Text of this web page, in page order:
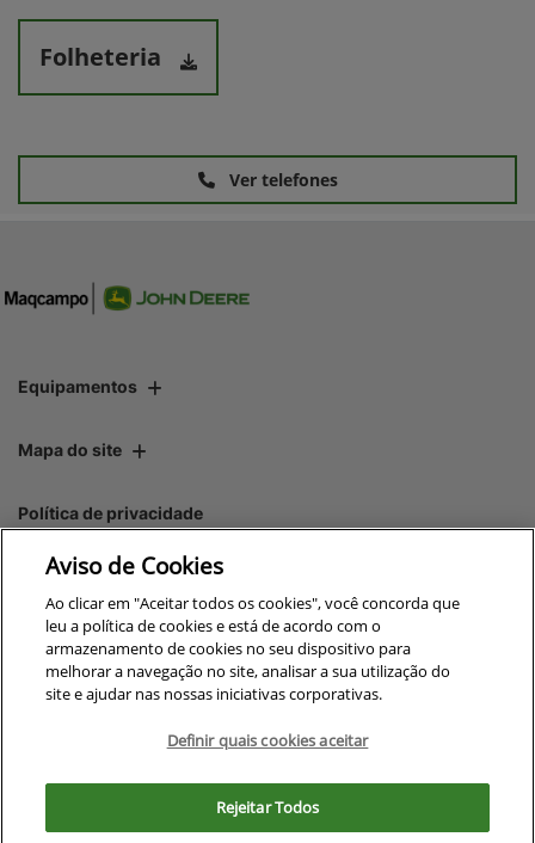
Folheteria
Ver telefones
Equipamentos
Mapa do site
Política de privacidade
CNPJ: 00.970.771/0010-00
No trânsito, enxergar o outro
Desenvolvido pela DEALERSPACE ® Direitos Reservados.
. Ao seguir com a navegação e visita você
concorda com nossas políticas.
Aviso de Cookies
Ao clicar em "Aceitar todos os cookies", você concorda que
leu a política de cookies e está de acordo com o
armazenamento de cookies no seu dispositivo para
melhorar a navegação no site, analisar a sua utilização do
site e ajudar nas nossas iniciativas corporativas.
Definir quais cookies aceitar
Rejeitar Todos